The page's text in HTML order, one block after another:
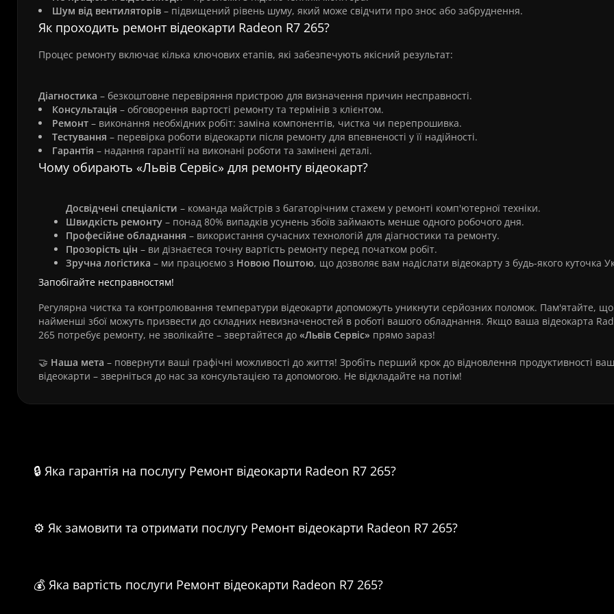
Шум від вентиляторів – підвищений рівень шуму, який може свідчити про знос або забруднення.
Як проходить ремонт відеокарти Radeon R7 265?
Процес ремонту включає кілька ключових етапів, які забезпечують якісний результат:
Діагностика – безкоштовне перевіряння пристрою для визначення причин несправності.
Консультація – обговорення вартості ремонту та термінів з клієнтом.
Ремонт – виконання необхідних робіт: заміна компонентів, чистка чи перепрошивка.
Тестування – перевірка роботи відеокарти після ремонту для впевненості у її надійності.
Гарантія – надання гарантії на виконані роботи та замінені деталі.
Чому обирають «Львів Сервіс» для ремонту відеокарт?
Досвідчені спеціалісти – команда майстрів з багаторічним стажем у ремонті комп'ютерної техніки.
Швидкість ремонту – понад 80% випадків усунень збоїв займають менше одного робочого дня.
Професійне обладнання – використання сучасних технологій для діагностики та ремонту.
Прозорість цін – ви дізнаєтеся точну вартість ремонту перед початком робіт.
Зручна логістика – ми працюємо з Новою Поштою, що дозволяє вам надіслати відеокарту з будь-якого куточка
Запобігайте несправностям!
Регулярна чистка та контролювання температури відеокарти допоможуть уникнути серйозних поломок. Пам'ятайте, що
найменші збої можуть призвести до складних невизначеностей в роботі вашого обладнання. Якщо ваша відеокарта
265 потребує ремонту, не зволікайте – звертайтеся до «Львів Сервіс» прямо зараз!
🤝 Наша мета – повернути ваші графічні можливості до життя! Зробіть перший крок до відновлення продуктивності
відеокарти – зверніться до нас за консультацією та допомогою. Не відкладайте на потім!
🔒 Яка гарантія на послугу Ремонт відеокарти Radeon R7 265?
⚙️ Як замовити та отримати послугу Ремонт відеокарти Radeon R7 265?
💰 Яка вартість послуги Ремонт відеокарти Radeon R7 265?